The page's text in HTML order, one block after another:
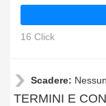
16 Click
Scadere:
TERMINI E